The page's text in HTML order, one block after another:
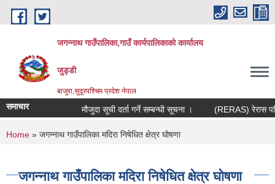
Skip to main content
जगन्नाथ गाउँपालिका,गाउँ कार्यपालिकाको कार्यालय
जुड्डी
बाजुरा,सुदूरपश्चिम प्रदेश नेपाल
समाचार मौजुदा सूची दर्ता गर्ने सम्बन्धी सूचना । (RERAS) रेरास
You are here
Home » जगन्नाथ गाउँपालिका मदिरा निषेधित क्षेत्र घोषणा
जगन्नाथ गाउँपालिका मदिरा निषेधित क्षेत्र घोषणा